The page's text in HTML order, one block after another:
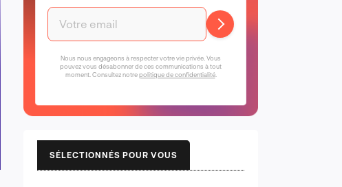
Nous nous engageons à respecter votre vie privée. Vous
pouvez vous désabonner de ces communications à tout
moment. Consultez notrepolitique de confidentialité.
SÉLECTIONNÉS POUR VOUS